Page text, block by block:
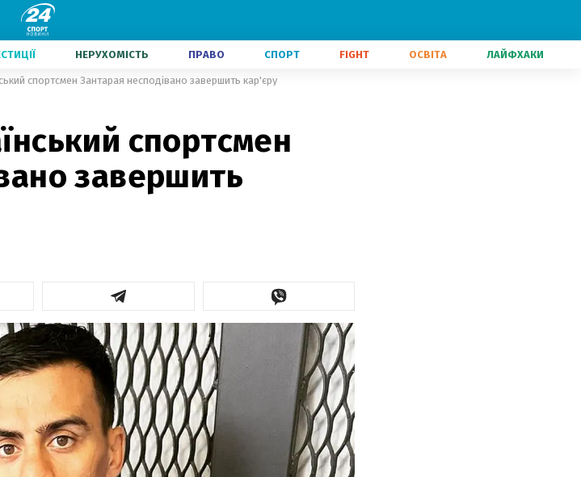
НЕРУХОМІСТЬ ПРАВО СПОРТ FIGHT ОСВІТА ЛАЙФХАКИ
спортсмен Зантарая несподівано завершить кар'єру
спортсмен
завершить